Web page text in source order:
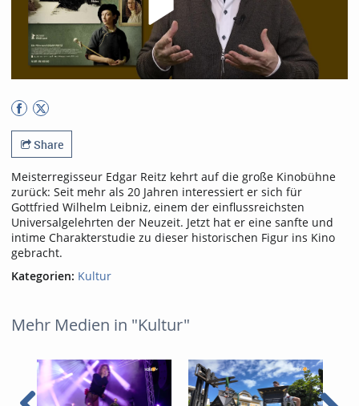
Share
Meisterregisseur Edgar Reitz kehrt auf die große Kinobühne
zurück: Seit mehr als 20 Jahren interessiert er sich für
Gottfried Wilhelm Leibniz, einem der einflussreichsten
Universalgelehrten der Neuzeit. Jetzt hat er eine sanfte und
intime Charakterstudie zu dieser historischen Figur ins Kino
gebracht.
Kategorien: Kultur
Mehr Medien in "Kultur"